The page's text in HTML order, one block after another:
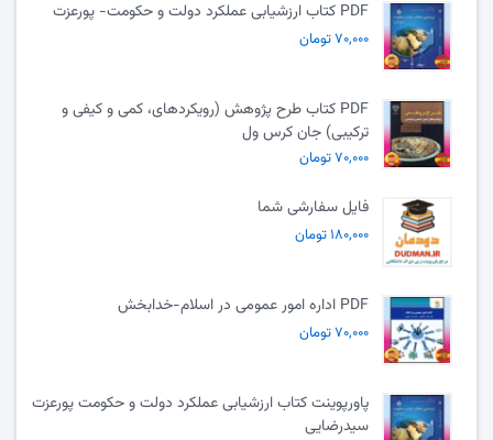
PDF کتاب ارزشیابی عملکرد دولت و حکومت- پورعزت
۷۰,۰۰۰ تومان
PDF کتاب طرح پژوهش (رویکردهای، کمی و کیفی و
ترکیبی) جان کرس ول
۷۰,۰۰۰ تومان
فایل سفارشی شما
۱۸۰,۰۰۰ تومان
PDF اداره امور عمومی در اسلام-خدابخش
۷۰,۰۰۰ تومان
پاورپوینت کتاب ارزشیابی عملکرد دولت و حکومت پورعزت
سیدرضایی